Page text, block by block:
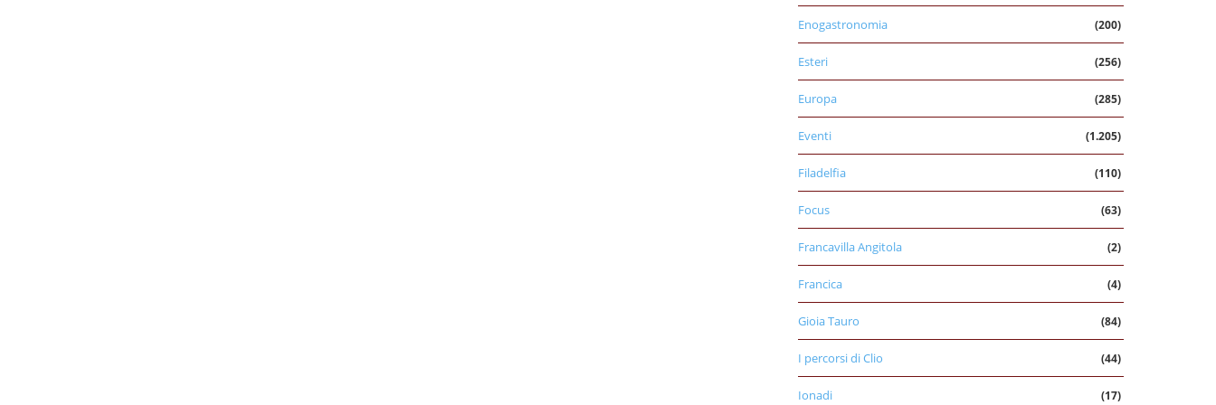
Enogastronomia (200)
Esteri (256)
Europa (285)
Eventi (1.205)
Filadelfia (110)
Focus (63)
Francavilla Angitola (2)
Francica (4)
Gioia Tauro (84)
I percorsi di Clio (44)
Ionadi (17)